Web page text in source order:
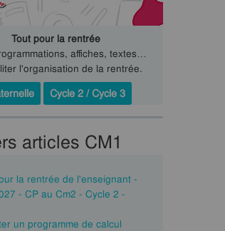
Tout pour la rentrée
affiches, textes…
l'organisation de la rentrée.
Cycle 2 / Cycle 3
articles CM1
la rentrée de l'enseignant -
- CP au Cm2 - Cycle 2 -
un programme de calcul